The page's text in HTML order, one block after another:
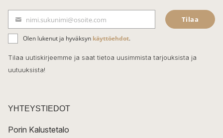
e
b
o
o
k
ä
h
k
t
nimi.sukunimi@osoite.com Tilaa
Olen lukenut ja hyväksyn käyttöehdot.
Tilaa uutiskirjeemme ja saat tietoa uusimmista tarjouksista ja
uutuuksista!
YHTEYSTIEDOT
Porin Kalustetalo